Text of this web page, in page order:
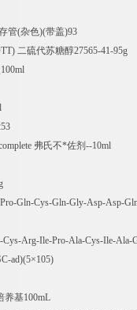
管(杂色)(带盖)93
二硫代苏糖醇27565-41-95g
100ml
弗氏不*佐剂 --10ml
Gln-Cys-Gln-Gly-Asp-Asp-
Cys-Arg-Ile-Pro-Ala-Cys-Ile-
ad)(5×105)
养基100mL